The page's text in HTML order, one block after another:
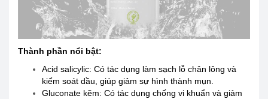
Thành phần nổi bật:
Acid salicylic: Có tác dụng làm sạch lỗ chân lông và
kiểm soát dầu, giúp giảm sự hình thành mụn.
Gluconate kẽm: Có tác dụng chống vi khuẩn và giảm